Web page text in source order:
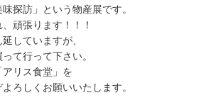
探訪」という物産展です。
頑張ります！！！
していますが、
行って下さい。
食堂」を
願いいたします。